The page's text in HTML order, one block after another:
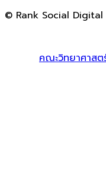
© Rank Social
คณะวิทยาศาสต